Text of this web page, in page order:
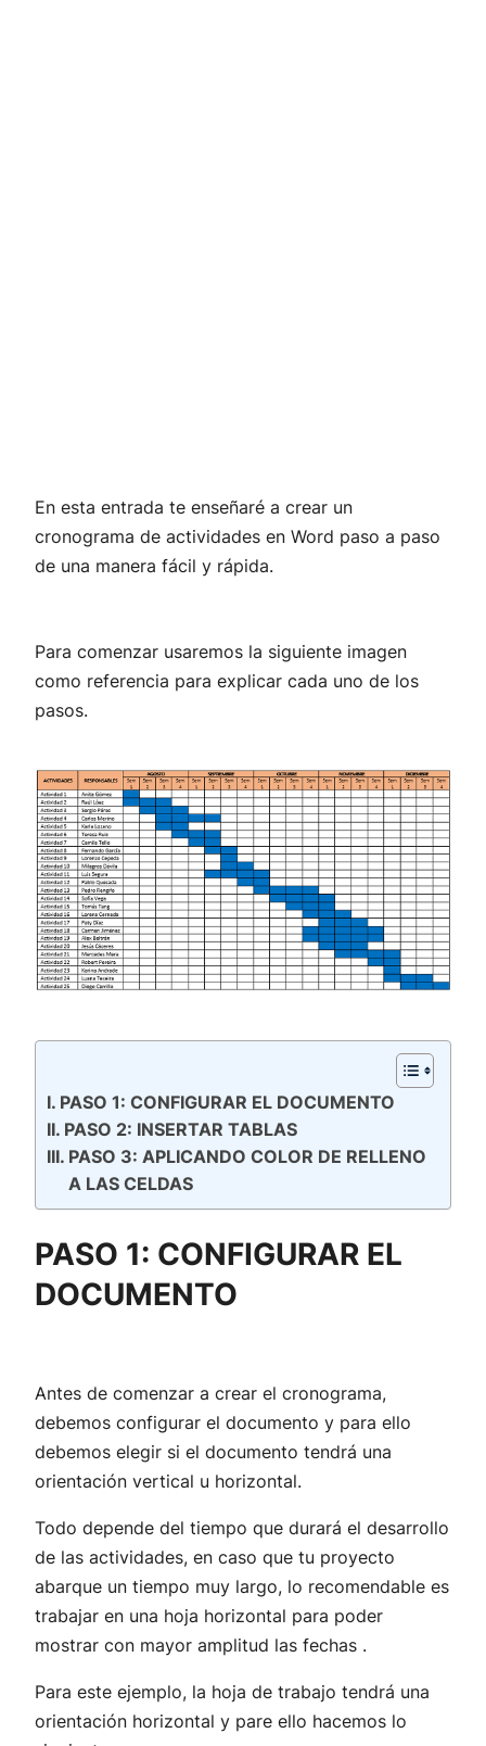
En esta entrada te enseñaré a crear un
cronograma de actividades en Word paso a paso
de una manera fácil y rápida.
Para comenzar usaremos la siguiente imagen
como referencia para explicar cada uno de los
pasos.
PASO 1: CONFIGURAR EL DOCUMENTO
PASO 2: INSERTAR TABLAS
PASO 3: APLICANDO COLOR DE RELLENO
A LAS CELDAS
PASO 1: CONFIGURAR EL
DOCUMENTO
Antes de comenzar a crear el cronograma,
debemos configurar el documento y para ello
debemos elegir si el documento tendrá una
orientación vertical u horizontal.
Todo depende del tiempo que durará el desarrollo
de las actividades, en caso que tu proyecto
abarque un tiempo muy largo, lo recomendable es
trabajar en una hoja horizontal para poder
mostrar con mayor amplitud las fechas .
Para este ejemplo, la hoja de trabajo tendrá una
orientación horizontal y pare ello hacemos lo